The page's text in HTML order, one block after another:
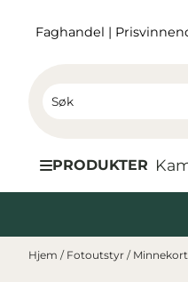
Faghandel |
PRODUKTER
Hjem / Fotoutstyr /